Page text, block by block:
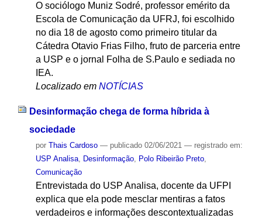
O sociólogo Muniz Sodré, professor emérito da
Escola de Comunicação da UFRJ, foi escolhido
no dia 18 de agosto como primeiro titular da
Cátedra Otavio Frias Filho, fruto de parceria entre
a USP e o jornal Folha de S.Paulo e sediada no
IEA.
Localizado em NOTÍCIAS
Desinformação chega de forma híbrida à
sociedade
por Thais Cardoso — publicado02/06/2021 — registrado em:
USP Analisa, Desinformação, Polo Ribeirão Preto,
Comunicação
Entrevistada do USP Analisa, docente da UFPI
explica que ela pode mesclar mentiras a fatos
verdadeiros e informações descontextualizadas